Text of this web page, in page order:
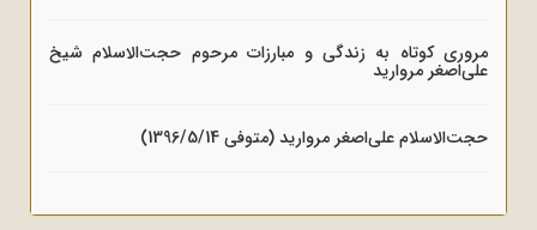
مروری کوتاه به زندگی و مبارزات مرحوم حجت‌الاسلام شیخ
علی‌اصغر مروارید
حجت‌الاسلام علی‌اصغر مروارید (متوفی 1396/5/14)